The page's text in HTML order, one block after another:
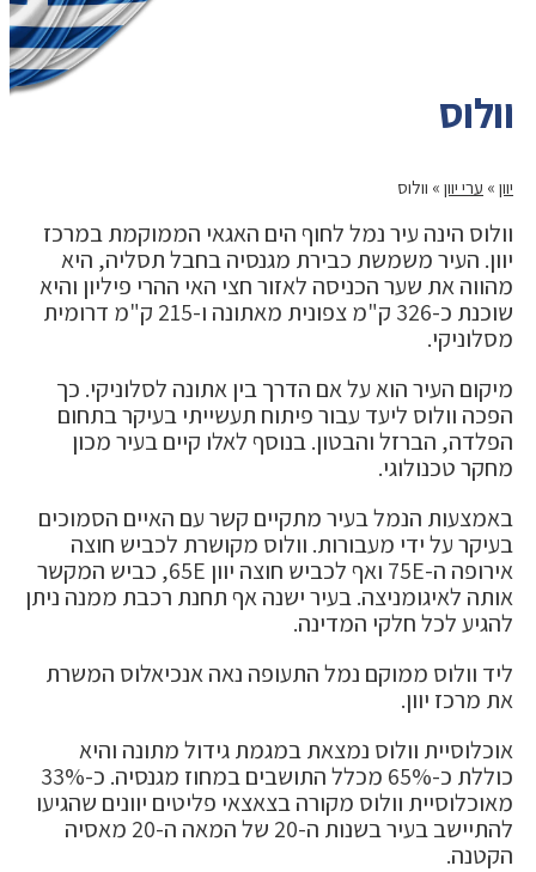
וולוס
יוון » ערי יוון » וולוס
וולוס הינה עיר נמל לחוף הים האגאי הממוקמת במרכז
יוון. העיר משמשת כבירת מגנסיה בחבל תסליה, היא
מהווה את שער הכניסה לאזור חצי האי ההרי פיליון והיא
שוכנת כ-326 ק"מ צפונית מאתונה ו-215 ק"מ דרומית
מסלוניקי.
מיקום העיר הוא על אם הדרך בין אתונה לסלוניקי. כך
הפכה וולוס ליעד עבור פיתוח תעשייתי בעיקר בתחום
הפלדה, הברזל והבטון. בנוסף לאלו קיים בעיר מכון
מחקר טכנולוגי.
באמצעות הנמל בעיר מתקיים קשר עם האיים הסמוכים
בעיקר על ידי מעבורות. וולוס מקושרת לכביש חוצה
אירופה ה-75E ואף לכביש חוצה יוון 65E, כביש המקשר
אותה לאיגומניצה. בעיר ישנה אף תחנת רכבת ממנה ניתן
להגיע לכל חלקי המדינה.
ליד וולוס ממוקם נמל התעופה נאה אנכיאלוס המשרת
את מרכז יוון.
אוכלוסיית וולוס נמצאת במגמת גידול מתונה והיא
כוללת כ-65% מכלל התושבים במחוז מגנסיה. כ-33%
מאוכלוסיית וולוס מקורה בצאצאי פליטים יוונים שהגיעו
להתיישב בעיר בשנות ה-20 של המאה ה-20 מאסיה
הקטנה.